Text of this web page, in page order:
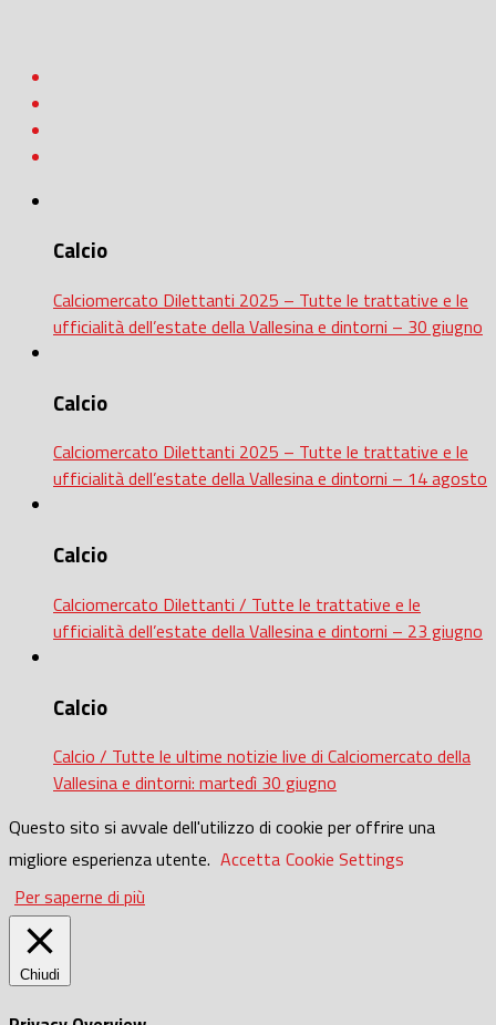
Calcio
Calciomercato Dilettanti 2025 – Tutte le trattative e le
ufficialità dell’estate della Vallesina e dintorni – 30 giugno
Calcio
Calciomercato Dilettanti 2025 – Tutte le trattative e le
ufficialità dell’estate della Vallesina e dintorni – 14 agosto
Calcio
Calciomercato Dilettanti / Tutte le trattative e le
ufficialità dell’estate della Vallesina e dintorni – 23 giugno
Calcio
Calcio / Tutte le ultime notizie live di Calciomercato della
Vallesina e dintorni: martedì 30 giugno
Questo sito si avvale dell'utilizzo di cookie per offrire una
migliore esperienza utente. Accetta Cookie Settings
Per saperne di più
Chiudi